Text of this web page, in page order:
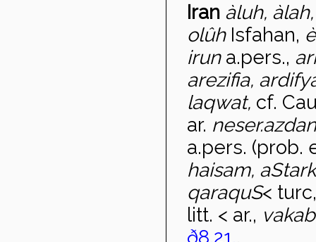
Iran àluh,
olûh Isfahan,
irun a.pers.,
arezifia,
laqwat, cf.
ar. neser.a
a.pers. (prob.
haisam,
qaraquS<
litt. < ar.,
ð8.21..